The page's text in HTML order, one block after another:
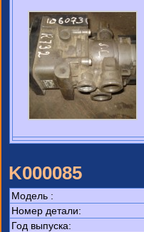
K000085
Модель :
Номер детали:
Год выпуска: